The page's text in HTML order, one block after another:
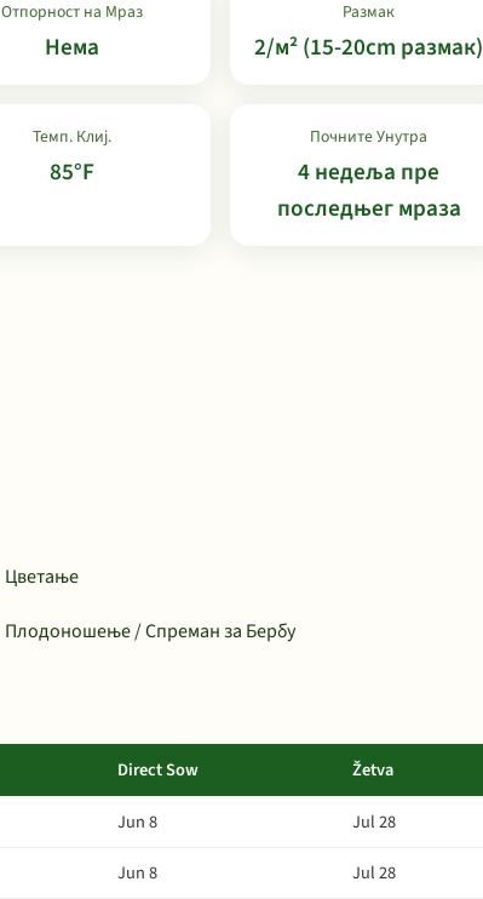
Отпорност на Мраз
Нема
Размак
2/м² (15-20cm размак)
Темп. Клиј.
85°F
Почните Унутра
4 недеља пре
последњег мраза
Цветање
Плодоношење / Спреман за Бербу
Direct Sow Žetva
Jun 8
Jul 28
Jun 8
Jul 28